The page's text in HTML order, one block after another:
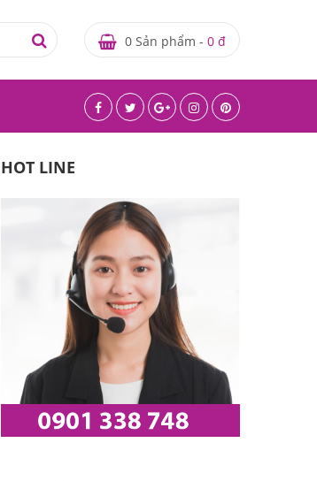
0 Sản phẩm - 0 đ
HOT LINE